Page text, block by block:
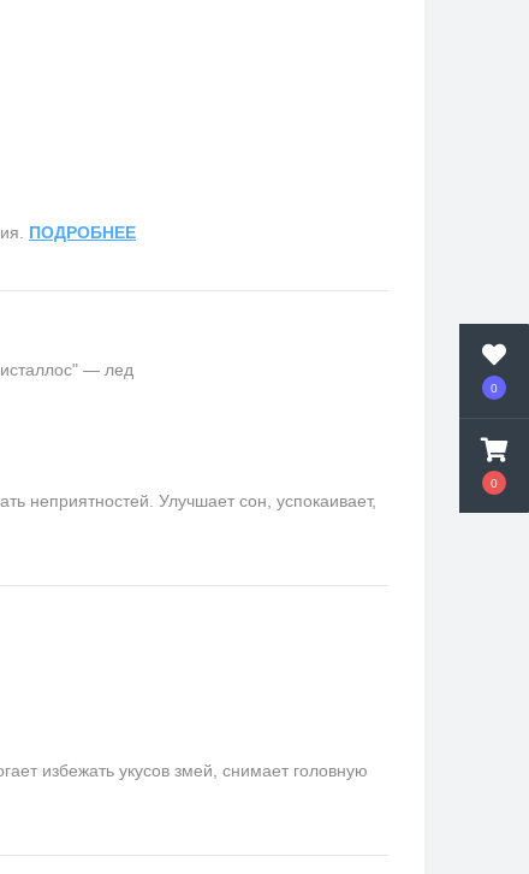
0
0
ПОДРОБНЕЕ
— лед
неприятностей. Улучшает сон, успокаивает,
избежать укусов змей, снимает головную